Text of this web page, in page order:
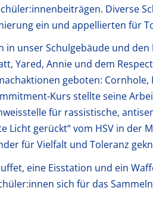
Diverse
ein und appellierten für
in unser Schulgebäude und
Yared, Annie und dem
geboten:
Kurs stellte seine
für rassistische,
Licht gerückt“ vom HSV in der
für Vielfalt und Toleranz
eine Eisstation und ein
sich für das